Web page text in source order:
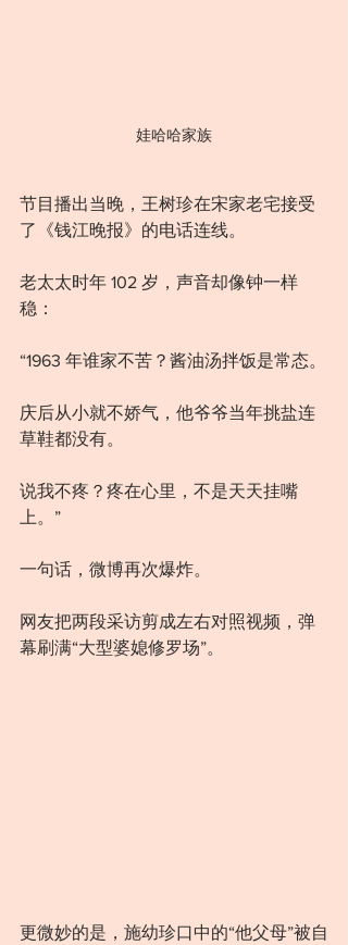
娃哈哈家族
节目播出当晚，王树珍在宋家老宅接受
了《钱江晚报》的电话连线。
老太太时年 102 岁，声音却像钟一样
稳：
“1963 年谁家不苦？酱油汤拌饭是常态。
庆后从小就不娇气，他爷爷当年挑盐连
草鞋都没有。
说我不疼？疼在心里，不是天天挂嘴
上。”
一句话，微博再次爆炸。
网友把两段采访剪成左右对照视频，弹
幕刷满“大型婆媳修罗场”。
更微妙的是，施幼珍口中的“他父母”被自